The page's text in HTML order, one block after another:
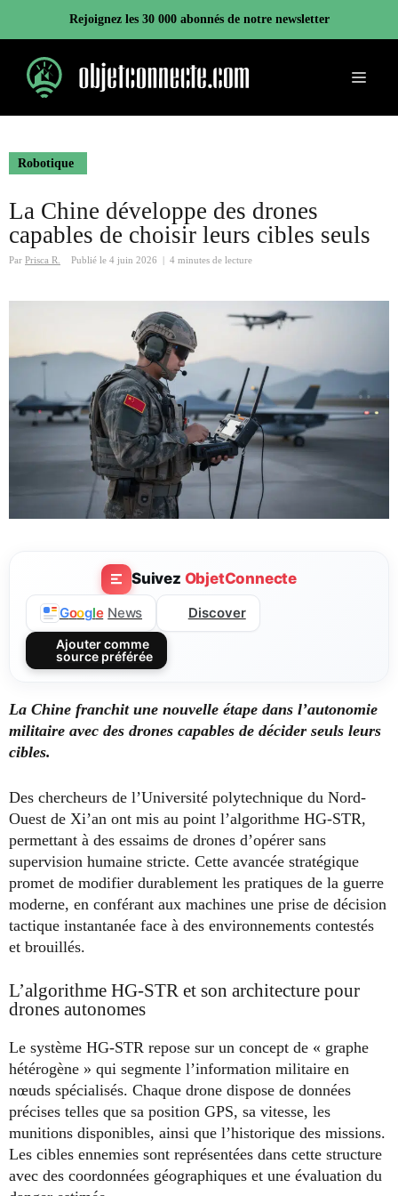
contenu
Rejoignez les 30 000 abonnés de notre newsletter
Menu
Robotique
La Chine développe des drones
capables de choisir leurs cibles seuls
Par Prisca R. Publié le 4 juin 2026 4 minutes de lecture
Suivez ObjetConnecte
Google News Discover
Ajouter comme
source préférée
La Chine franchit une nouvelle étape dans l’autonomie
militaire avec des drones capables de décider seuls leurs
cibles.
Des chercheurs de l’Université polytechnique du Nord-
Ouest de Xi’an ont mis au point l’algorithme HG-STR,
permettant à des essaims de drones d’opérer sans
supervision humaine stricte. Cette avancée stratégique
promet de modifier durablement les pratiques de la guerre
moderne, en conférant aux machines une prise de décision
tactique instantanée face à des environnements contestés
et brouillés.
L’algorithme HG-STR et son architecture pour
drones autonomes
Le système HG-STR repose sur un concept de « graphe
hétérogène » qui segmente l’information militaire en
nœuds spécialisés. Chaque drone dispose de données
précises telles que sa position GPS, sa vitesse, les
munitions disponibles, ainsi que l’historique des missions.
Les cibles ennemies sont représentées dans cette structure
avec des coordonnées géographiques et une évaluation du